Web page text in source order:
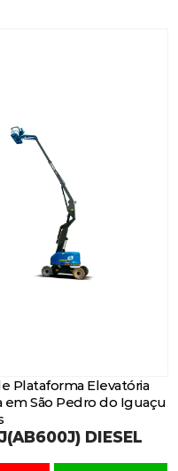
Plataforma Elevatória
em São Pedro do Iguaçu
DIESEL